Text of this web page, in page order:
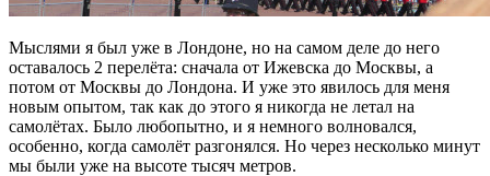
Мыслями я был уже в Лондоне, но на самом деле до него
оставалось 2 перелёта: сначала от Ижевска до Москвы, а
потом от Москвы до Лондона. И уже это явилось для меня
новым опытом, так как до этого я никогда не летал на
самолётах. Было любопытно, и я немного волновался,
особенно, когда самолёт разгонялся. Но через несколько минут
мы были уже на высоте тысяч метров.